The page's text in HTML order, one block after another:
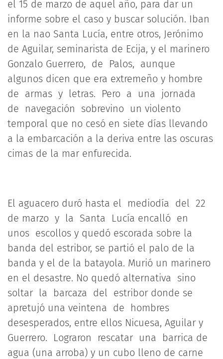
el 15 de marzo de aquel año, para dar un
informe sobre el caso y buscar solución. Iban
en la nao Santa Lucía, entre otros, Jerónimo
de Aguilar, seminarista de Ecija, y el marinero
Gonzalo Guerrero, de Palos, aunque
algunos dicen que era extremeño y hombre
de armas y letras. Pero a una jornada
de navegación sobrevino un violento
temporal que no cesó en siete días llevando
a la embarcación a la deriva entre las oscuras
cimas de la mar enfurecida.
El aguacero duró hasta el mediodía del 22
de marzo y la Santa Lucía encalló en
unos escollos y quedó escorada sobre la
banda del estribor, se partió el palo de la
banda y el de la batayola. Murió un marinero
en el desastre. No quedó alternativa sino
soltar la barcaza del estribor donde se
apretujó una veintena de hombres
desesperados, entre ellos Nicuesa, Aguilar y
Guerrero. Lograron rescatar una barrica de
agua (una arroba) y un cubo lleno de carne